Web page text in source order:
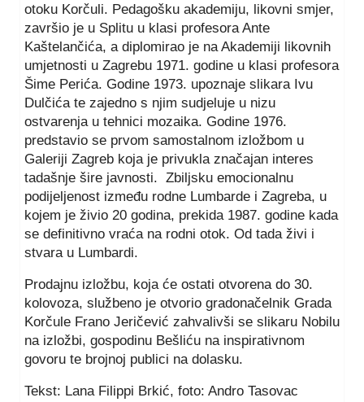
otoku Korčuli. Pedagošku akademiju, likovni smjer,
završio je u Splitu u klasi profesora Ante
Kaštelančića, a diplomirao je na Akademiji likovnih
umjetnosti u Zagrebu 1971. godine u klasi profesora
Šime Perića. Godine 1973. upoznaje slikara Ivu
Dulčića te zajedno s njim sudjeluje u nizu
ostvarenja u tehnici mozaika. Godine 1976.
predstavio se prvom samostalnom izložbom u
Galeriji Zagreb koja je privukla značajan interes
tadašnje šire javnosti. Zbiljsku emocionalnu
podijeljenost između rodne Lumbarde i Zagreba, u
kojem je živio 20 godina, prekida 1987. godine kada
se definitivno vraća na rodni otok. Od tada živi i
stvara u Lumbardi.
Prodajnu izložbu, koja će ostati otvorena do 30.
kolovoza, službeno je otvorio gradonačelnik Grada
Korčule Frano Jeričević zahvalivši se slikaru Nobilu
na izložbi, gospodinu Bešliću na inspirativnom
govoru te brojnoj publici na dolasku.
Tekst: Lana Filippi Brkić, foto: Andro Tasovac